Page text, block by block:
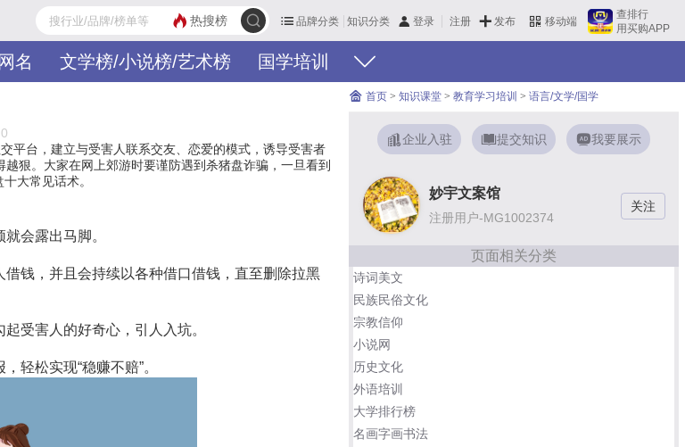
品牌分类 知识分类 登录 注册 发布 移动端
查排行
用买购APP
热搜榜
名 文学榜/小说榜/艺术榜 国学培训
0
平台，建立与受害人联系交友、恋爱的模式，诱导受害者
越狠。大家在网上郊游时要谨防遇到杀猪盘诈骗，一旦看到
大常见话术。
会露出马脚。
钱，并且会持续以各种借口借钱，直至删除拉黑
受害人的好奇心，引人入坑。
轻松实现“稳赚不赔”。
首页 > 知识课堂 > 教育学习培训 > 语言/文学/国学
企业入驻 提交知识 我要展示
妙宇文案馆
注册用户-MG1002374
页面相关分类
诗词美文
民族民俗文化
宗教信仰
小说网
历史文化
外语培训
大学排行榜
名画字画书法